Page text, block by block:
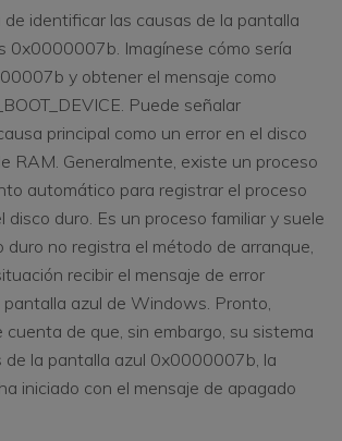
de identificar las causas de la pantalla
0x0000007b. Imagínese cómo sería
y obtener el mensaje como
Puede señalar
principal como un error en el disco
RAM. Generalmente, existe un proceso
automático para registrar el proceso
disco duro. Es un proceso familiar y suele
duro no registra el método de arranque,
recibir el mensaje de error
azul de Windows. Pronto,
de que, sin embargo, su sistema
de la pantalla azul 0x0000007b, la
iniciado con el mensaje de apagado